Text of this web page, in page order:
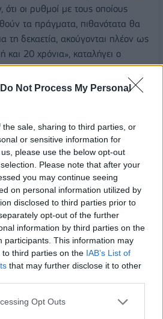
Do Not Process My Personal
sale, sharing to third parties, or
or sensitive information for
please use the below opt-out
Please note that after your
you may continue seeing
on personal information utilized by
disclosed to third parties prior to
opt-out of the further
information by third parties on the
participants. This information may
third parties on the IAB’s List of
that may further disclose it to other
Opt Outs
οι ρυθμοί με τους οποίους
τα πράγματα, πιθανότατα θα
τη δεκαετία, ακούγονται πλέον ως
20 χρόνια», καταλήγει ο
ευρώ
4 (δηλαδή πλήρως
χρήση σε υπηρεσίες τύπου ταξί
γεγονός νωρίτερα, σε μια δεκαετία
μια τεράστια αγορά πολλών
και καθιστώντας ασύμφορη την
πολίτες σε αστικό περιβάλλον.
μια δραματική εξέλιξη, που
ευκαιρίες και θα κινητοποιήσει
από χώρες, οργανισμούς,
Νανιόπουλος.